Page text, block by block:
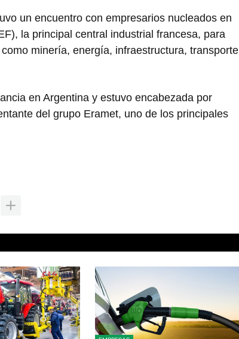
un encuentro con empresarios nucleados en
la principal central industrial francesa, para
minería, energía, infraestructura, transporte
en Argentina y estuvo encabezada por
del grupo Eramet, uno de los principales